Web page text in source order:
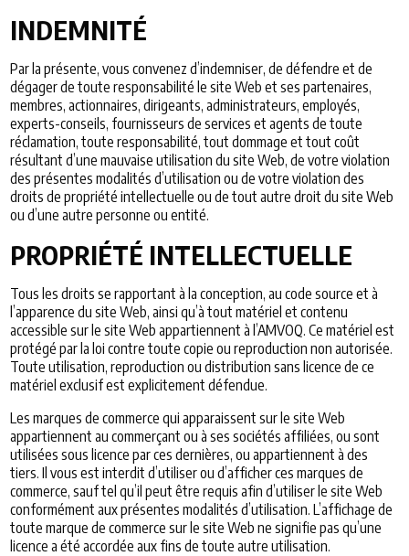
INDEMNITÉ
Par la présente, vous convenez d’indemniser, de défendre et de
dégager de toute responsabilité le site Web et ses partenaires,
membres, actionnaires, dirigeants, administrateurs, employés,
experts-conseils, fournisseurs de services et agents de toute
réclamation, toute responsabilité, tout dommage et tout coût
résultant d’une mauvaise utilisation du site Web, de votre violation
des présentes modalités d’utilisation ou de votre violation des
droits de propriété intellectuelle ou de tout autre droit du site Web
ou d’une autre personne ou entité.
PROPRIÉTÉ INTELLECTUELLE
Tous les droits se rapportant à la conception, au code source et à
l’apparence du site Web, ainsi qu’à tout matériel et contenu
accessible sur le site Web appartiennent à l’AMVOQ. Ce matériel est
protégé par la loi contre toute copie ou reproduction non autorisée.
Toute utilisation, reproduction ou distribution sans licence de ce
matériel exclusif est explicitement défendue.
Les marques de commerce qui apparaissent sur le site Web
appartiennent au commerçant ou à ses sociétés affiliées, ou sont
utilisées sous licence par ces dernières, ou appartiennent à des
tiers. Il vous est interdit d’utiliser ou d’afficher ces marques de
commerce, sauf tel qu’il peut être requis afin d’utiliser le site Web
conformément aux présentes modalités d’utilisation. L’affichage de
toute marque de commerce sur le site Web ne signifie pas qu’une
licence a été accordée aux fins de toute autre utilisation.